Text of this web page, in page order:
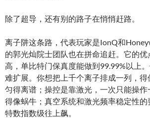
除了超导，还有别的路子在悄悄赶路。
离子阱这条路，代表玩家是IonQ和
的郭光灿院士团队也在拼命追赶。它的
高，单比特门保真度能做到99.99%以上
难扩展。你想把上千个离子排成一列，
匀得离谱；操控是靠激光，一次只能操作
得像蜗牛；真空系统和激光频率稳定性
特数指数级往上飙。